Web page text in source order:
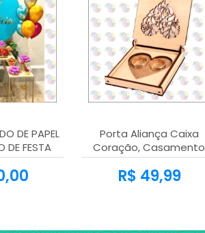
DE PAPEL
DE FESTA
Porta Aliança Caixa
Coração, Casamento
Festa Mdf Cru 3mm
R$ 49,99